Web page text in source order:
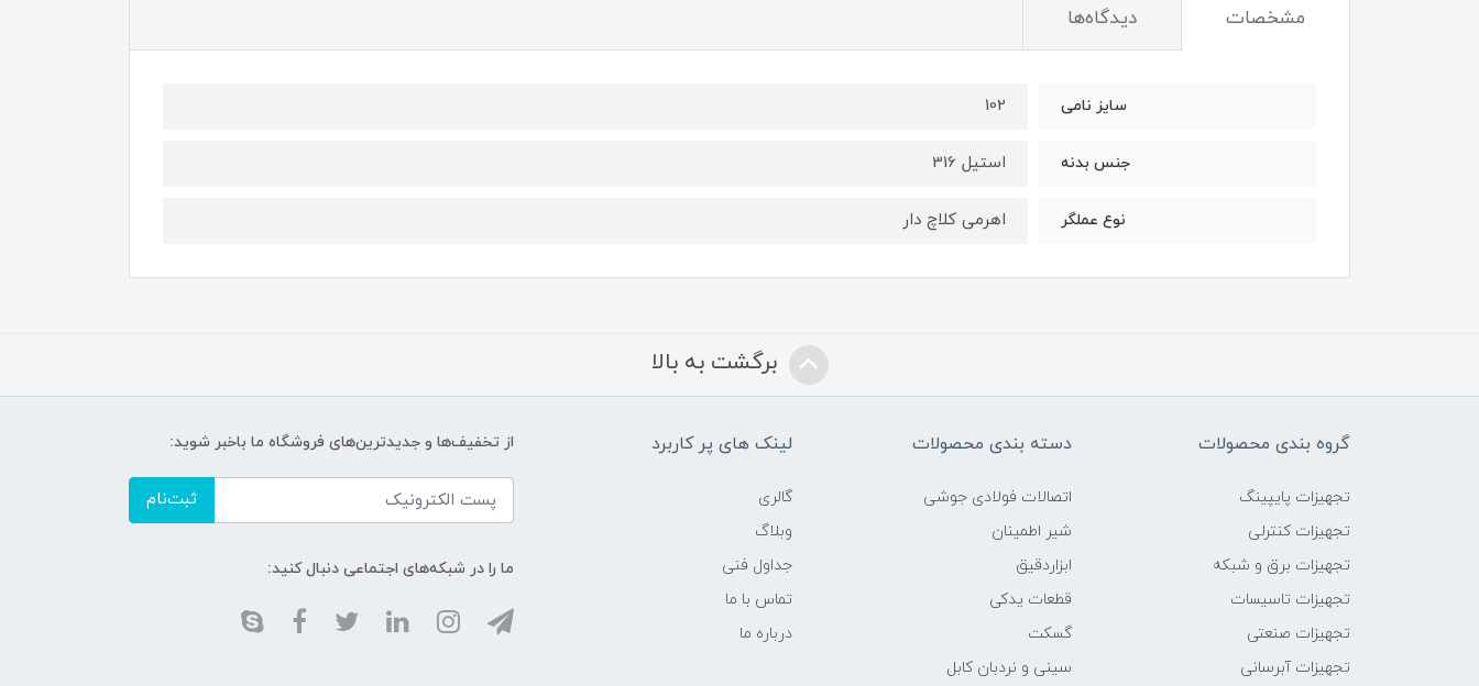
مشخصات دیدگاه‌ها
سایز نامی 102
جنس بدنه استیل 316
نوع عملگر اهرمی کلاچ دار
برگشت به بالا
گروه بندی محصولات
تجهیزات پایپینگ
تجهیزات کنترلی
تجهیزات برق و شبکه
تجهیزات تاسیسات
تجهیزات صنعتی
تجهیزات آبرسانی
دسته بندی محصولات
اتصالات فولادی جوشی
شیر اطمینان
ابزاردقیق
قطعات یدکی
گسکت
سینی و نردبان کابل
لینک های پر کاربرد
گالری
وبلاگ
جداول فنی
تماس با ما
درباره ما
از تخفیف‌ها و جدیدترین‌های فروشگاه ما باخبر شوید:
ثبت‌نام
ما را در شبکه‌های اجتماعی دنبال کنید: